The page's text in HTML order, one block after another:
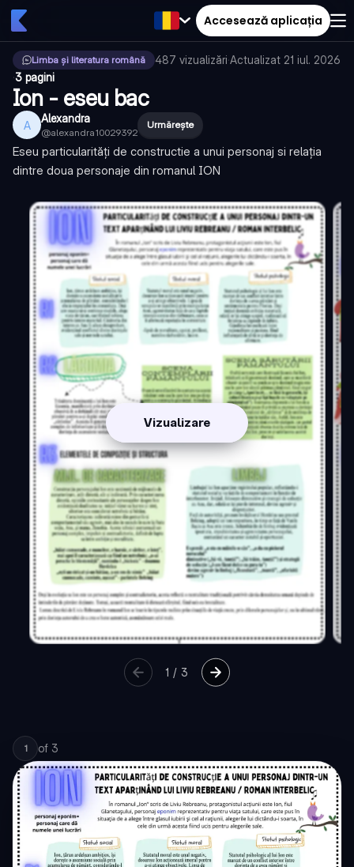
Accesează aplicația
Limba și literatura română 487 vizualizări·Actualizat 21 iul. 2026
·3 pagini
Ion - eseu bac
A Alexandra
@alexandra10029392
Urmărește
Eseu particularități de constructie a unui personaj si relația
dintre doua personaje din romanul ION
Vizualizare
1 / 3
1 of 3